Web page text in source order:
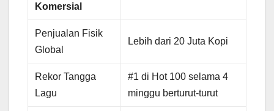
Komersial
Penjualan Fisik
Global
Lebih dari 20 Juta Kopi
Rekor Tangga
Lagu
#1 di Hot 100 selama 4
minggu berturut-turut